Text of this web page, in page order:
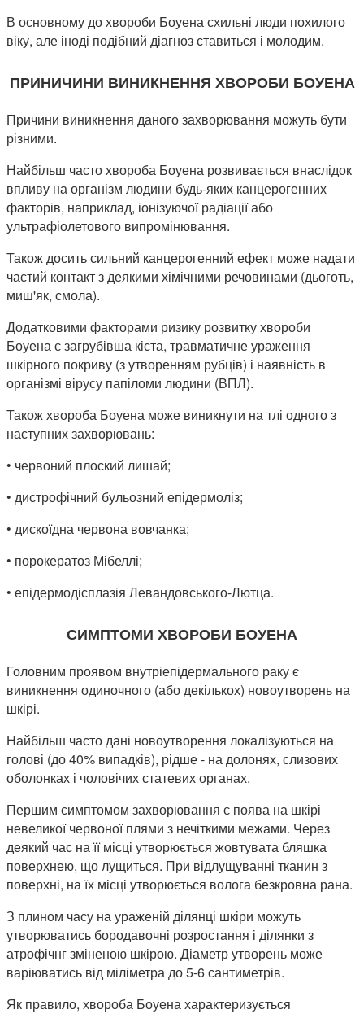
В основному до хвороби Боуена схильні люди похилого
віку, але іноді подібний діагноз ставиться і молодим.
ПРИНИЧИНИ ВИНИКНЕННЯ ХВОРОБИ БОУЕНА
Причини виникнення даного захворювання можуть бути
різними.
Найбільш часто хвороба Боуена розвивається внаслідок
впливу на організм людини будь-яких канцерогенних
факторів, наприклад, іонізуючої радіації або
ультрафіолетового випромінювання.
Також досить сильний канцерогенний ефект може надати
частий контакт з деякими хімічними речовинами (дьоготь,
миш'як, смола).
Додатковими факторами ризику розвитку хвороби
Боуена є загрубівша кіста, травматичне ураження
шкірного покриву (з утворенням рубців) і наявність в
організмі вірусу папіломи людини (ВПЛ).
Також хвороба Боуена може виникнути на тлі одного з
наступних захворювань:
• червоний плоский лишай;
• дистрофічний бульозний епідермоліз;
• дискоїдна червона вовчанка;
• порокератоз Мібеллі;
• епідермодісплазія Левандовського-Лютца.
СИМПТОМИ ХВОРОБИ БОУЕНА
Головним проявом внутріепідермального раку є
виникнення одиночного (або декількох) новоутворень на
шкірі.
Найбільш часто дані новоутворення локалізуються на
голові (до 40% випадків), рідше - на долонях, слизових
оболонках і чоловічих статевих органах.
Першим симптомом захворювання є поява на шкірі
невеликої червоної плями з нечіткими межами. Через
деякий час на її місці утворюється жовтувата бляшка
поверхнею, що лущиться. При відлущуванні тканин з
поверхні, на їх місці утворюється волога безкровна рана.
З плином часу на ураженій ділянці шкіри можуть
утворюватись бородавочні розростання і ділянки з
атрофічнг зміненою шкірою. Діаметр утворень може
варіюватись від міліметра до 5-6 сантиметрів.
Як правило, хвороба Боуена характеризується